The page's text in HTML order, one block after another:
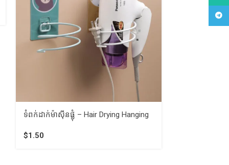
ទំពក់ដាក់ម៉ាស៊ីនផ្លុំ – Hair Drying Hanging
$1.50